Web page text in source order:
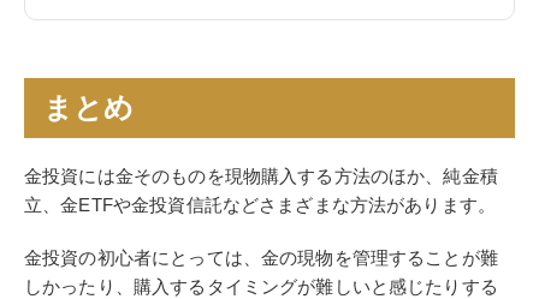
まとめ
金投資には金そのものを現物購入する方法のほか、純金積
立、金ETFや金投資信託などさまざまな方法があります。
金投資の初心者にとっては、金の現物を管理することが難
しかったり、購入するタイミングが難しいと感じたりする